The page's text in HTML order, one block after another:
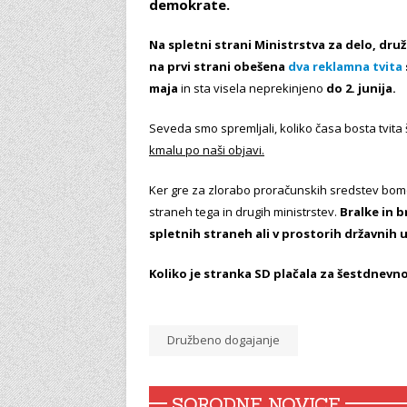
demokrate.
Na spletni strani Ministrstva za delo,
na prvi strani obešena dva reklamna tvita
maja in sta visela neprekinjeno do 2. junija.
Seveda smo spremljali, koliko časa bosta
kmalu po naši objavi.
Ker gre za zlorabo proračunskih sredstev
straneh tega in drugih ministrstev. Bralke in
spletnih straneh ali v prostorih državnih
Koliko je stranka SD plačala za
Družbeno dogajanje